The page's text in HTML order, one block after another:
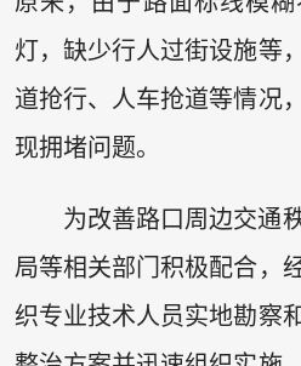
灯，缺少行人过街设施等
道抢行、人车抢道等情况
现拥堵问题。
为改善路口周边交通
局等相关部门积极配合，
织专业技术人员实地勘察